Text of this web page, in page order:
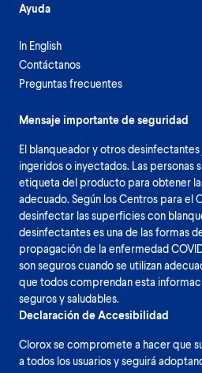
Ayuda
In English
Contáctanos
Preguntas frecuentes
Mensaje importante de seguridad
El blanqueador y otros
ingeridos o inyectados. Las personas
etiqueta del producto para obtener
adecuado. Según los Centros para el
desinfectar las superficies con
desinfectantes es una de las formas
propagación de la enfermedad
son seguros cuando se utilizan
que todos comprendan esta
seguros y saludables.
Declaración de Accesibilidad
Clorox se compromete a hacer que
a todos los usuarios y seguirá